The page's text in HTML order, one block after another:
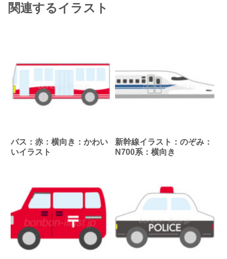
関連するイラスト
バス：赤：横向き：かわい
いイラスト
新幹線イラスト：のぞみ：
N700系：横向き